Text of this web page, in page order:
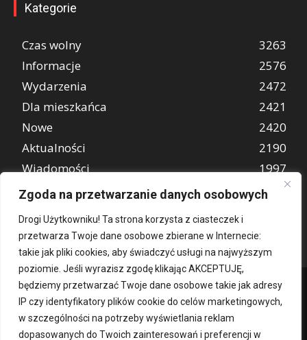
Zgoda na przetwarzanie danych osobowych
Drogi Użytkowniku! Ta strona korzysta z ciasteczek i
przetwarza Twoje dane osobowe zbierane w Internecie:
takie jak pliki cookies, aby świadczyć usługi na najwyższym
poziomie. Jeśli wyrazisz zgodę klikając AKCEPTUJĘ,
będziemy przetwarzać Twoje dane osobowe takie jak adresy
IP czy identyfikatory plików cookie do celów marketingowych,
w szczególności na potrzeby wyświetlania reklam
dopasowanych do Twoich zainteresowań i preferencji w
Kategorie
Czas wolny
3263
Informacje
2576
Wydarzenia
2472
Dla mieszkańca
2421
Nowe
2420
Aktualności
2190
Wiadomości
1997
REKLAMA
849